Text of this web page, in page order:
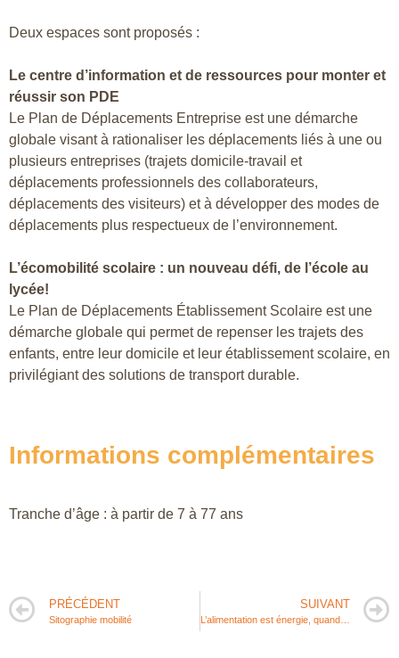
Deux espaces sont proposés :
Le centre d’information et de ressources pour monter et
réussir son PDE
Le Plan de Déplacements Entreprise est une démarche
globale visant à rationaliser les déplacements liés à une ou
plusieurs entreprises (trajets domicile-travail et
déplacements professionnels des collaborateurs,
déplacements des visiteurs) et à développer des modes de
déplacements plus respectueux de l’environnement.
L’écomobilité scolaire : un nouveau défi, de l’école au
lycée!
Le Plan de Déplacements Établissement Scolaire est une
démarche globale qui permet de repenser les trajets des
enfants, entre leur domicile et leur établissement scolaire, en
privilégiant des solutions de transport durable.
Informations complémentaires
Tranche d’âge : à partir de 7 à 77 ans
PRÉCÉDENT
Sitographie mobilité
SUIVANT
L’alimentation est énergie, quand l’assiette dévore les kms